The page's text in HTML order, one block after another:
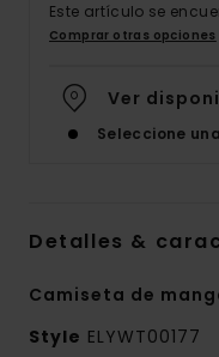
Este artículo se
Comprar otras opciones
Ver
Seleccione
Detalles &
Camiseta de
Style ELYWT00177